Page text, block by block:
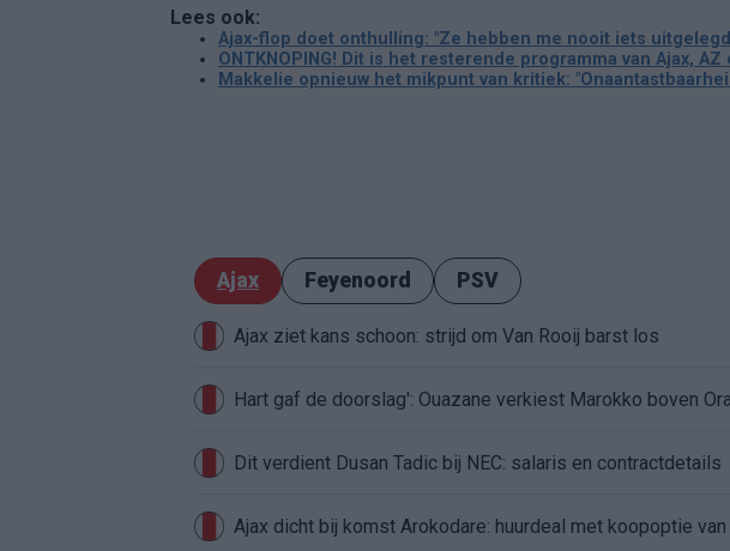
Lees ook:
Ajax-flop doet onthulling: "Ze hebben me nooit iets
ONTKNOPING! Dit is het resterende programma van Ajax, AZ
Makkelie opnieuw het mikpunt van kritiek:
Ajax Feyenoord PSV
Ajax ziet kans schoon: strijd om Van Rooij barst los
Hart gaf de doorslag': Ouazane verkiest Marokko boven
Dit verdient Dusan Tadic bij NEC: salaris en contractdetails
Ajax dicht bij komst Arokodare: huurdeal met koopoptie